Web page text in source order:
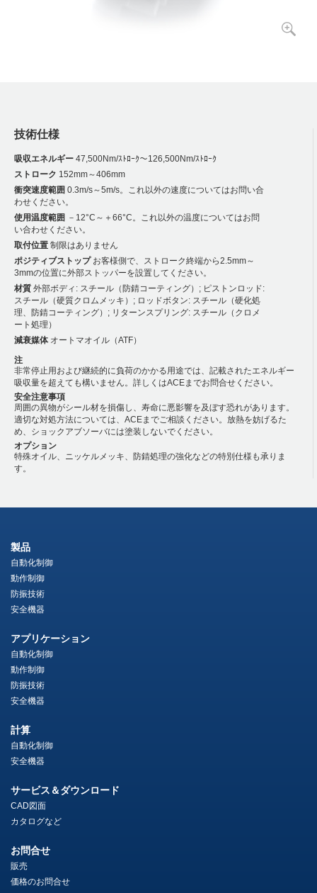
技術仕様
吸収エネルギー 47,500Nm/ｽﾄﾛｰｸ～126,500Nm/ｽﾄﾛｰｸ
ストローク 152mm～406mm
衝突速度範囲 0.3m/s～5m/s。これ以外の速度についてはお問い合
わせください。
使用温度範囲 －12°C～＋66°C。これ以外の温度についてはお問
い合わせください。
取付位置 制限はありません
ポジティブストップお客様側で、ストローク終端から2.5mm～
3mmの位置に外部ストッパーを設置してください。
材質 外部ボディ: スチール（防錆コーティング）; ピストンロッド:
スチール（硬質クロムメッキ）; ロッドボタン: スチール（硬化処
理、防錆コーティング）; リターンスプリング: スチール（クロメ
ート処理）
減衰媒体オートマオイル（ATF）
注
非常停止用および継続的に負荷のかかる用途では、記載されたエネルギー
吸収量を超えても構いません。詳しくはACEまでお問合せください。
安全注意事項
周囲の異物がシール材を損傷し、寿命に悪影響を及ぼす恐れがあります。
適切な対処方法については、ACEまでご相談ください。放熱を妨げるた
め、ショックアブソーバには塗装しないでください。
オプション
特殊オイル、ニッケルメッキ、防錆処理の強化などの特別仕様も承りま
す。
製品
自動化制御
動作制御
防振技術
安全機器
アプリケーション
自動化制御
動作制御
防振技術
安全機器
計算
自動化制御
安全機器
サービス＆ダウンロード
CAD図面
カタログなど
お問合せ
販売
価格のお問合せ